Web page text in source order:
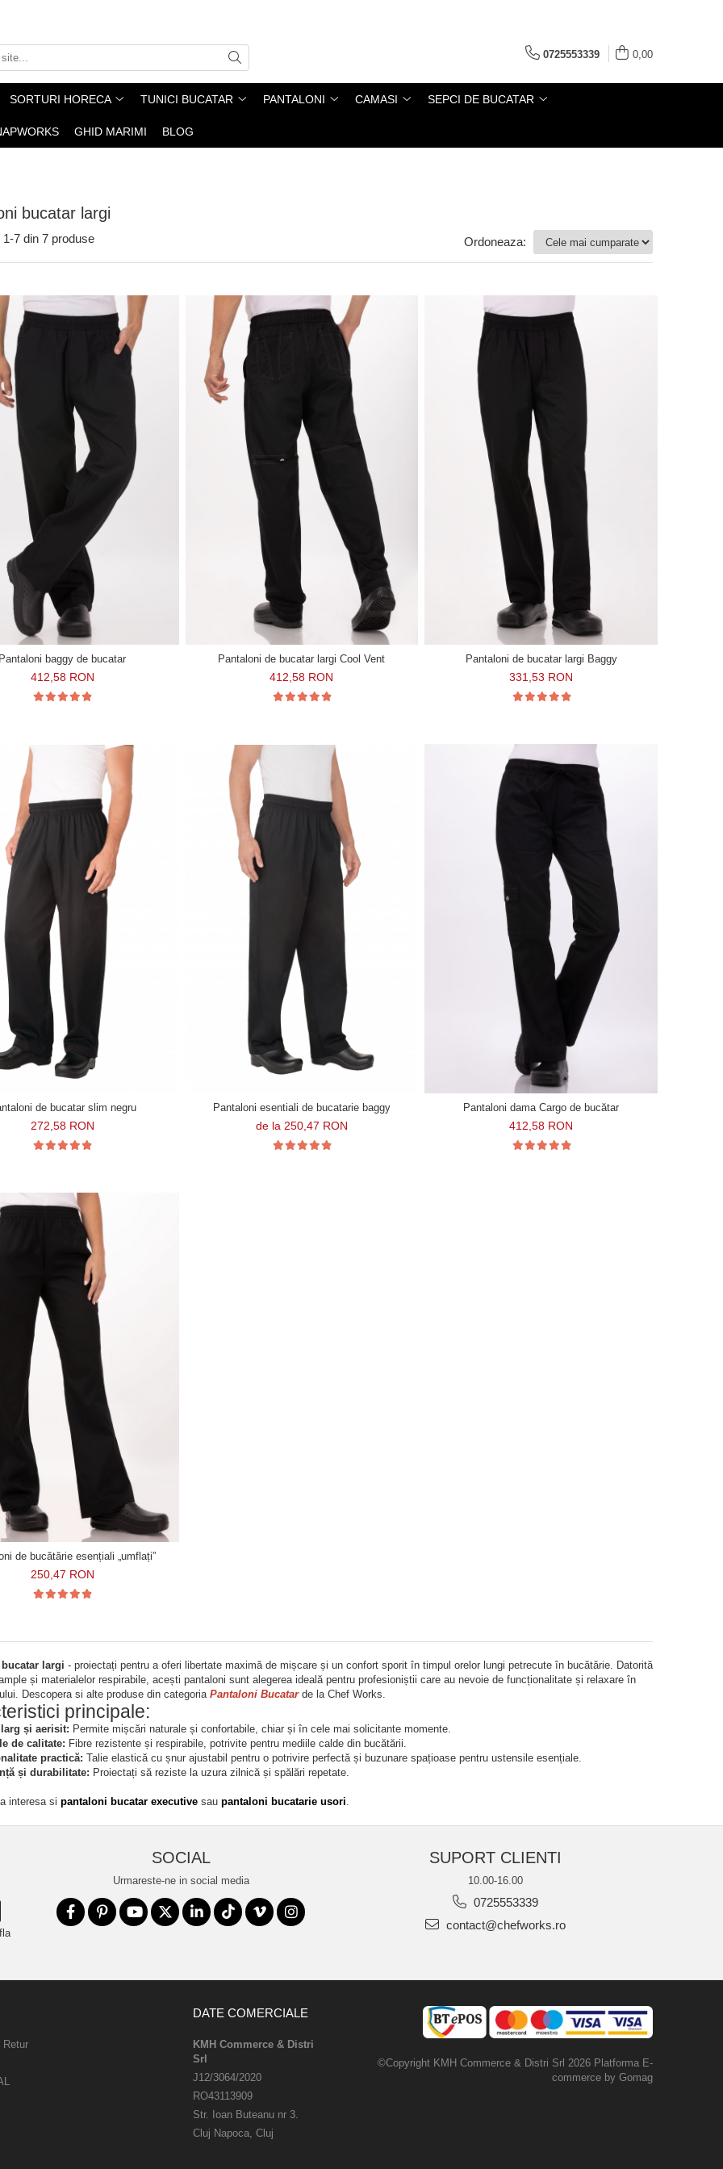
0725553339 0,00
SORTURI HORECA TUNICI BUCATAR PANTALONI CAMASI SEPCI DE BUCATAR
GHID MARIMI BLOG
bucatar largi
1-7 din 7 produse Ordoneaza:
baggy de bucatar
412,58 RON
Pantaloni de bucatar largi Cool Vent
412,58 RON
Pantaloni de bucatar largi Baggy
331,53 RON
de bucatar slim negru
272,58 RON
Pantaloni esentiali de bucatarie baggy
de la 250,47 RON
Pantaloni dama Cargo de bucătar
412,58 RON
de bucătărie esențiali „umflați”
250,47 RON
largi - proiectați pentru a oferi libertate maximă de mișcare și un confort sporit în timpul orelor lungi petrecute în bucătărie. Datorită
și materialelor respirabile, acești pantaloni sunt alegerea ideală pentru profesioniștii care au nevoie de funcționalitate și relaxare în
Descopera si alte produse din categoria Pantaloni Bucatarde la Chef Works.
principale:
și aerisit: Permite mișcări naturale și confortabile, chiar și în cele mai solicitante momente.
de calitate: Fibre rezistente și respirabile, potrivite pentru mediile calde din bucătării.
practică: Talie elastică cu șnur ajustabil pentru o potrivire perfectă și buzunare spațioase pentru ustensile esențiale.
și durabilitate: Proiectați să reziste la uzura zilnică și spălări repetate.
interesa si pantaloni bucatar executive sau pantaloni bucatarie usori.
SOCIAL
Urmareste-ne in social media
SUPORT CLIENTI
10.00-16.00
0725553339
contact@chefworks.ro
Retur
DATE COMERCIALE
KMH Commerce & Distri
Srl
J12/3064/2020
RO43113909
Str. Ioan Buteanu nr 3.
Cluj Napoca, Cluj
©Copyright KMH Commerce & Distri Srl 2026 Platforma E-
commerce by Gomag